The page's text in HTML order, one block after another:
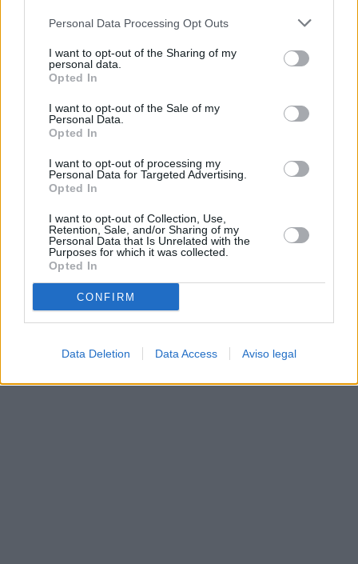
negar su consentimiento. Tenga en cuenta que algún
de su consentimiento, pero usted tiene el derecho de
rechazar tal procesamiento. Sus preferencias se aplicarán
cualquier momento entrando de nuevo en este sitio web o
visitando nuestra política de privacidad.
Personal Data Processing Opt Outs
I want to opt-out of the Sharing of my
personal data.
Opted In
I want to opt-out of the Sale of my
Personal Data.
Opted In
I want to opt-out of processing my
Personal Data for Targeted Advertising.
Opted In
I want to opt-out of Collection, Use,
Retention, Sale, and/or Sharing of my
Personal Data that Is Unrelated with the
Purposes for which it was collected.
Opted In
CONFIRM
Data Deletion Data Access Aviso legal